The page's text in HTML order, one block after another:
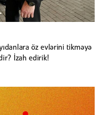
öz evlərini tikməyə
İzah edirik!